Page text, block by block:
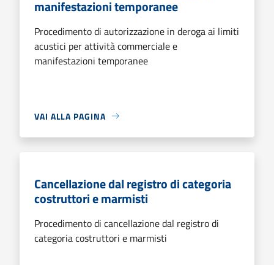
manifestazioni temporanee
Procedimento di autorizzazione in deroga ai limiti
acustici per attività commerciale e
manifestazioni temporanee
VAI ALLA PAGINA
Cancellazione dal registro di categoria
costruttori e marmisti
Procedimento di cancellazione dal registro di
categoria costruttori e marmisti